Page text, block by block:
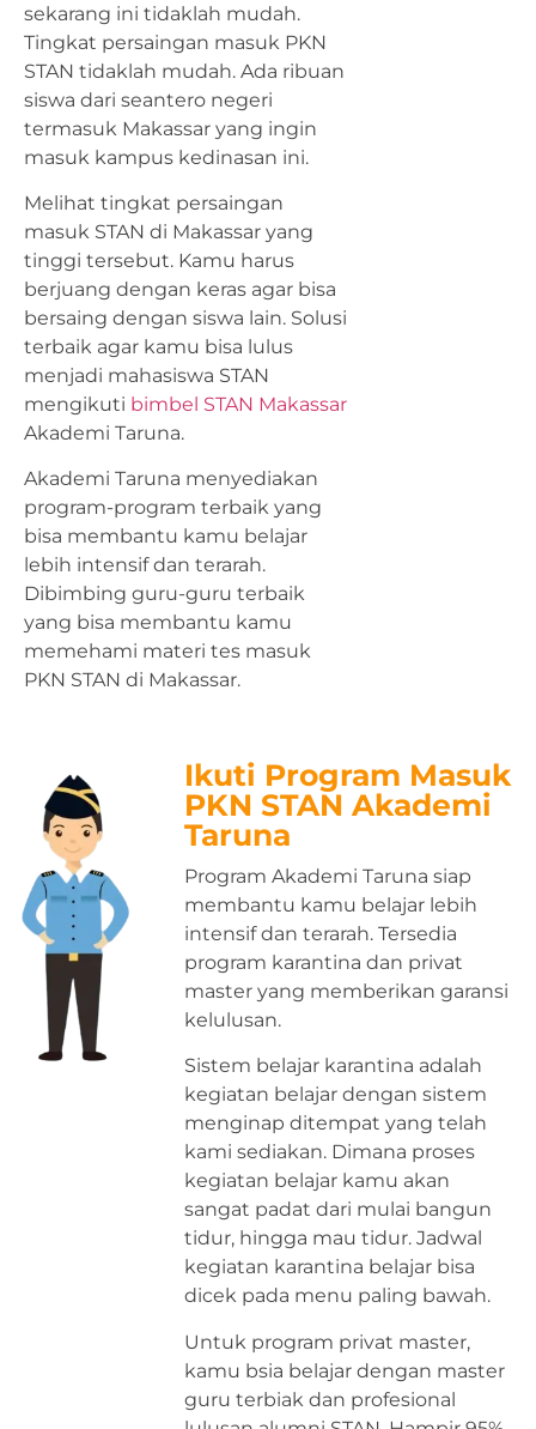
sekarang ini tidaklah mudah.
Tingkat persaingan masuk PKN
STAN tidaklah mudah. Ada ribuan
siswa dari seantero negeri
termasuk Makassar yang ingin
masuk kampus kedinasan ini.
Melihat tingkat persaingan
masuk STAN di Makassar yang
tinggi tersebut. Kamu harus
berjuang dengan keras agar bisa
bersaing dengan siswa lain. Solusi
terbaik agar kamu bisa lulus
menjadi mahasiswa STAN
mengikuti bimbel STAN Makassar
Akademi Taruna.
Akademi Taruna menyediakan
program-program terbaik yang
bisa membantu kamu belajar
lebih intensif dan terarah.
Dibimbing guru-guru terbaik
yang bisa membantu kamu
memehami materi tes masuk
PKN STAN di Makassar.
Ikuti Program Masuk
PKN STAN Akademi
Taruna
Program Akademi Taruna siap
membantu kamu belajar lebih
intensif dan terarah. Tersedia
program karantina dan privat
master yang memberikan garansi
kelulusan.
Sistem belajar karantina adalah
kegiatan belajar dengan sistem
menginap ditempat yang telah
kami sediakan. Dimana proses
kegiatan belajar kamu akan
sangat padat dari mulai bangun
tidur, hingga mau tidur. Jadwal
kegiatan karantina belajar bisa
dicek pada menu paling bawah.
Untuk program privat master,
kamu bsia belajar dengan master
guru terbiak dan profesional